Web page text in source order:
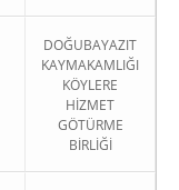
DOĞUBAYAZIT
KAYMAKAMLIĞI
KÖYLERE
HİZMET
GÖTÜRME
BİRLİĞİ